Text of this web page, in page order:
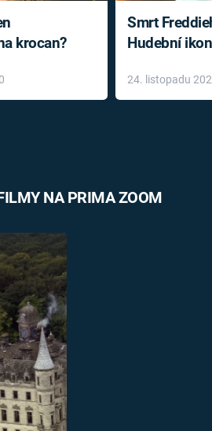
krocan?
Smrt
Hudební
léky
24. listopadu
NA PRIMA ZOOM